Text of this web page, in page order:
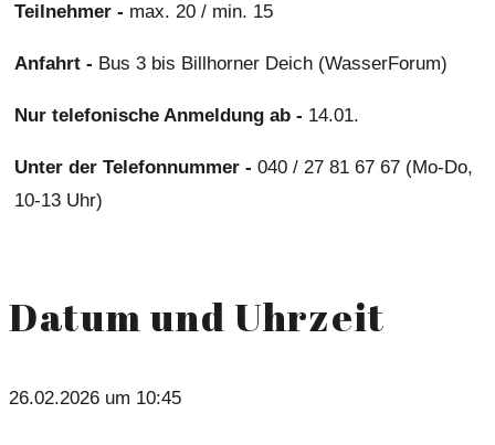
Teilnehmer - max. 20 / min. 15
Anfahrt - Bus 3 bis Billhorner Deich (WasserForum)
Nur telefonische Anmeldung ab - 14.01.
Unter der Telefonnummer - 040 / 27 81 67 67 (Mo-Do,
10-13 Uhr)
Datum und Uhrzeit
26.02.2026 um 10:45